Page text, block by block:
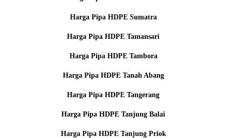
Harga Pipa HDPE Sumatra
Harga Pipa HDPE Tamansari
Harga Pipa HDPE Tambora
Harga Pipa HDPE Tanah Abang
Harga Pipa HDPE Tangerang
Harga Pipa HDPE Tanjung Balai
Harga Pipa HDPE Tanjung Priok